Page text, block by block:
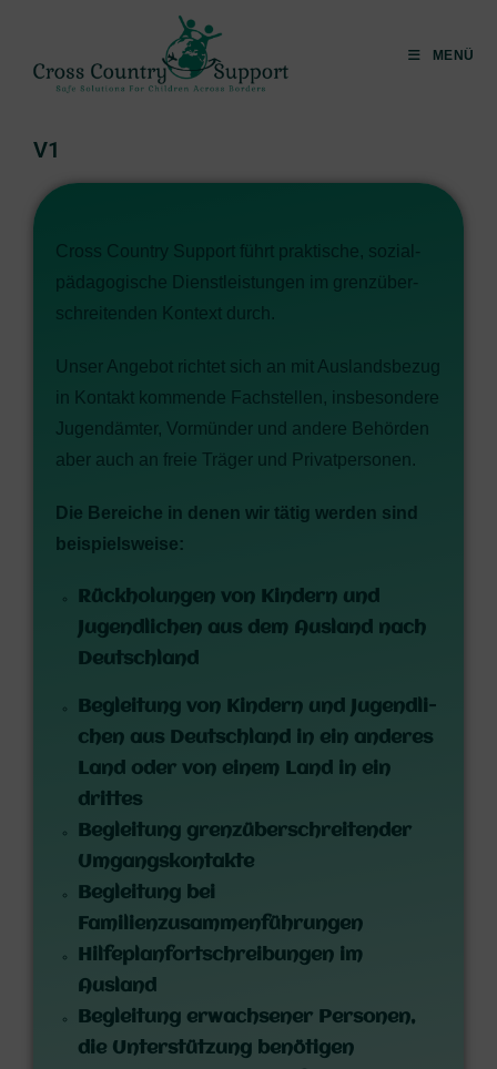
MENÜ
V1
Cross Coun­try Sup­port führt prak­ti­sche, sozi­al­
päd­ago­gi­sche Dienst­leis­tun­gen im grenz­über­
schrei­ten­den Kon­text durch.
Unser Ange­bot rich­tet sich an mit Aus­lands­be­zug
in Kon­takt kom­men­de Fach­stel­len, ins­be­son­de­re
Jugend­äm­ter, Vor­mün­der und ande­re Behör­den
aber auch an freie Trä­ger und Privatpersonen.
Die Berei­che in denen wir tätig wer­den sind
beispielsweise:
Rück­ho­lun­gen von Kin­dern und
Jugend­li­chen aus dem Aus­land nach
Deutschland
Beglei­tung von Kin­dern und Jugend­li­
chen aus Deutsch­land in ein ande­res
Land oder von einem Land in ein
drittes
Beglei­tung grenz­über­schrei­ten­der
Umgangskontakte
Beglei­tung bei
Familienzusammenführungen
Hil­fe­plan­fort­schrei­bun­gen im
Ausland
Beglei­tung erwach­se­ner Per­so­nen,
die Unter­stüt­zung benötigen